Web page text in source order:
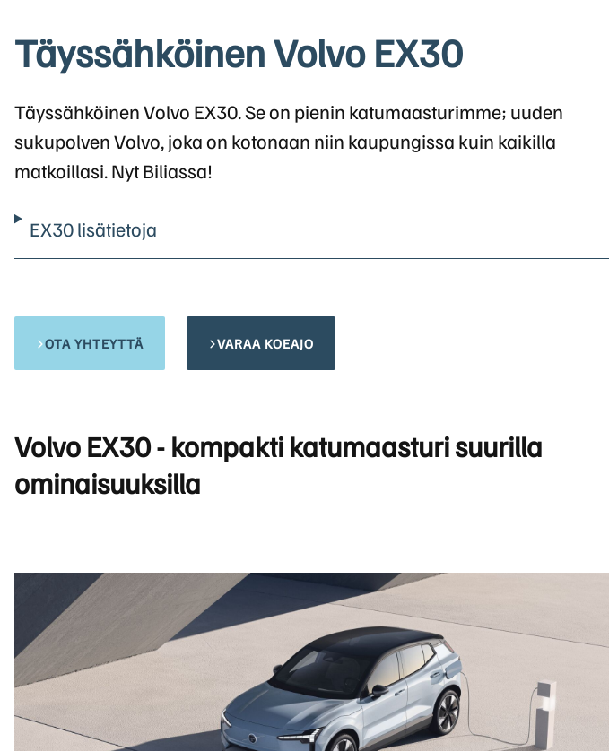
Täyssähköinen Volvo EX30
Täyssähköinen Volvo EX30. Se on pienin katumaasturimme; uuden
sukupolven Volvo, joka on kotonaan niin kaupungissa kuin kaikilla
matkoillasi. Nyt Biliassa!
EX30 lisätietoja
OTA YHTEYTTÄ VARAA KOEAJO
Volvo EX30 - kompakti katumaasturi suurilla
ominaisuuksilla